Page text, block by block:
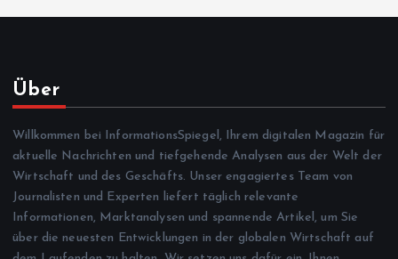
Über
Willkommen bei InformationsSpiegel, Ihrem digitalen Magazin für
aktuelle Nachrichten und tiefgehende Analysen aus der Welt der
Wirtschaft und des Geschäfts. Unser engagiertes Team von
Journalisten und Experten liefert täglich relevante
Informationen, Marktanalysen und spannende Artikel, um Sie
über die neuesten Entwicklungen in der globalen Wirtschaft auf